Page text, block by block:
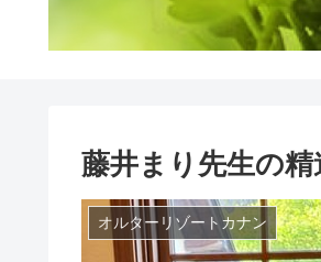
藤井まり先生の
オルターリゾートカナン